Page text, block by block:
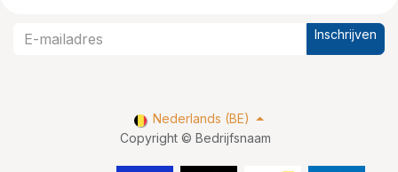
Inschrijven
Copyright © Bedrijfsnaam
Nederlands (BE)